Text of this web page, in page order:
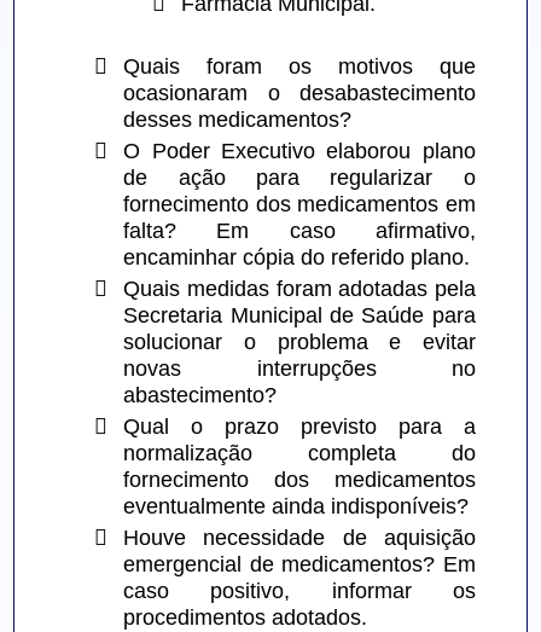

Quais foram os motivos que
ocasionaram o desabastecimento
desses medicamentos?

O Poder Executivo elaborou plano
de ação para regularizar o
fornecimento dos medicamentos em
falta? Em caso afirmativo,
encaminhar cópia do referido plano.

Quais medidas foram adotadas pela
Secretaria Municipal de Saúde para
solucionar o problema e evitar
novas interrupções no
abastecimento?

Qual o prazo previsto para a
normalização completa do
fornecimento dos medicamentos
eventualmente ainda indisponíveis?

Houve necessidade de aquisição
emergencial de medicamentos? Em
caso positivo, informar os
procedimentos adotados.